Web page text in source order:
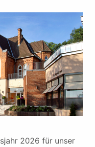
2026 für unser